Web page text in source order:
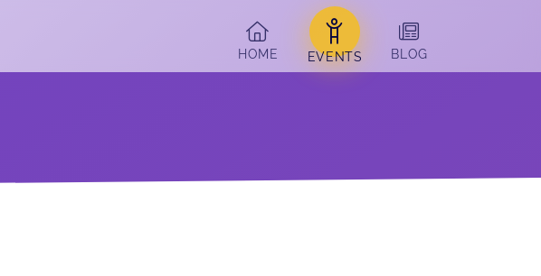
HOME
EVENTS BLOG